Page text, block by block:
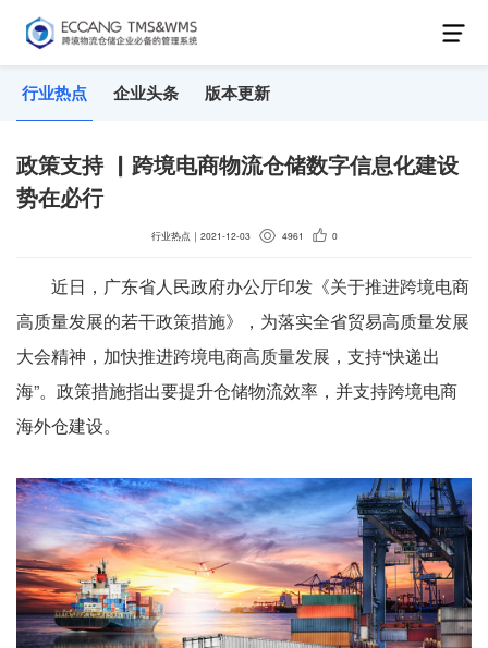
行业热点 企业头条 版本更新
政策支持 ▏跨境电商物流仓储数字信息化建设
势在必行
行业热点 ｜ 2021-12-03 4961 0
近日，广东省人民政府办公厅印发《关于推进跨境电商
高质量发展的若干政策措施》，为落实全省贸易高质量发展
大会精神，加快推进跨境电商高质量发展，支持“快递出
海”。政策措施指出要提升仓储物流效率，并支持跨境电商
海外仓建设。